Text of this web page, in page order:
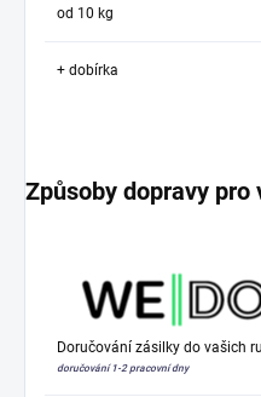
od 10 kg
+ dobírka
Způsoby dopravy pro
Doručování zásilky do vašich
doručování 1-2 pracovní dny